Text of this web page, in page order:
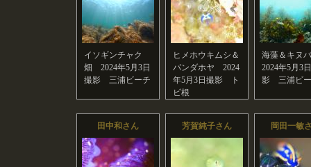
イソギンチャク
畑 2024年5月3日
撮影 三浦ビーチ
ヒメホウキムシ＆
パンダホヤ 2024
年5月3日撮影 ト
ビ根
海藻＆キ
2024年5月3
影 三浦ビ
田中和さん 芳賀純子さん 岡田一敏